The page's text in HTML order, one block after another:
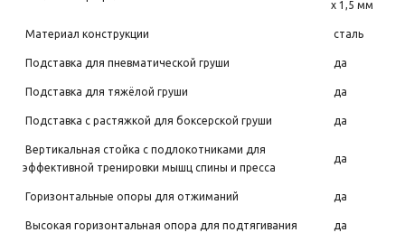
х 1,5 мм
Материал конструкции сталь
Подставка для пневматической груши да
Подставка для тяжёлой груши да
Подставка с растяжкой для боксерской груши да
Вертикальная стойка с подлокотниками для
эффективной тренировки мышц спины и пресса
да
Горизонтальные опоры для отжиманий да
Высокая горизонтальная опора для подтягивания да